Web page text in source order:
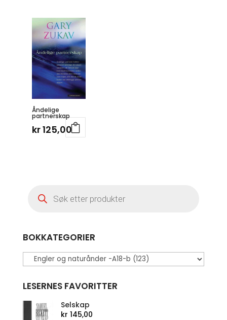
Åndelige
partnerskap
kr125,00
search
BOKKATEGORIER
LESERNES FAVORITTER
Selskap
kr 145,00